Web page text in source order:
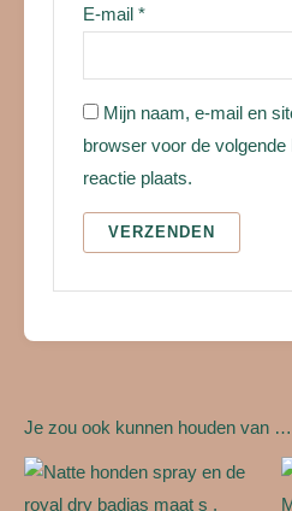
E-mail*
Mijn naam, e-mail en
browser voor de
reactie plaats.
Je zou ook kunnen houden van …